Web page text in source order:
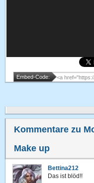
Embed-Code:
Kommentare zu
Make up
Bettina212
Das ist blöd!!